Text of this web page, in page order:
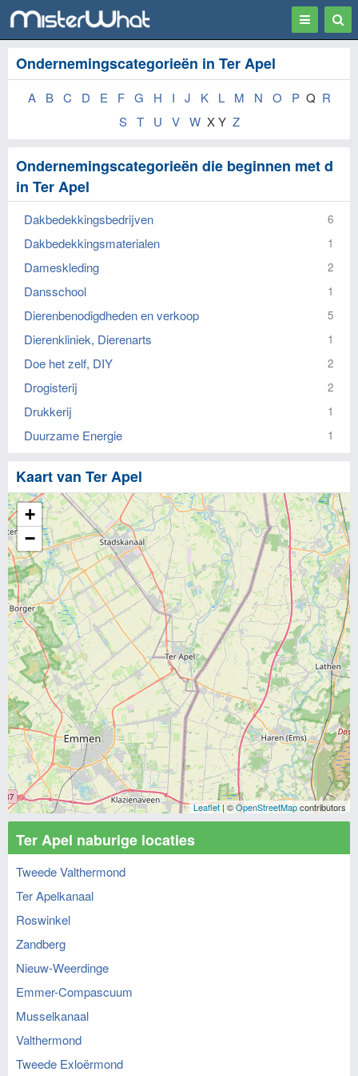
Toggle
Ondernemingscategorieën in Ter Apel
A B C D E F G H I J K L M N O P Q R
S T U V W X Y Z
Ondernemingscategorieën die beginnen met d
in Ter Apel
Dakbedekkingsbedrijven 6
Dakbedekkingsmaterialen 1
Dameskleding 2
Dansschool 1
Dierenbenodigdheden en verkoop 5
Dierenkliniek, Dierenarts 1
Doe het zelf, DIY 2
Drogisterij 2
Drukkerij 1
Duurzame Energie 1
Kaart van Ter Apel
+
−
Leaflet| ©OpenStreetMapcontributors
Ter Apel naburige locaties
Tweede Valthermond
Ter Apelkanaal
Roswinkel
Zandberg
Nieuw-Weerdinge
Emmer-Compascuum
Musselkanaal
Valthermond
Tweede Exloërmond